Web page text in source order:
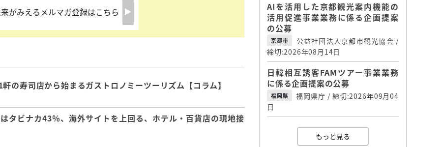
がみえるメルマガ登録はこちら
の寿司店から始まるガストロノミーツーリズム【コラム】
タビナカ43％、海外サイトを上回る、ホテル・百貨店の現地接
AIを活用した京都観光案内機能の
活用促進事業業務に係る企画提案
の公募
京都市
公益社団法人京都市観光協会 /
締切:2026年08月14日
日韓相互誘客FAMツアー事業業務
に係る企画提案の公募
福岡県
福岡県庁 / 締切:2026年09月04
日
もっと見る